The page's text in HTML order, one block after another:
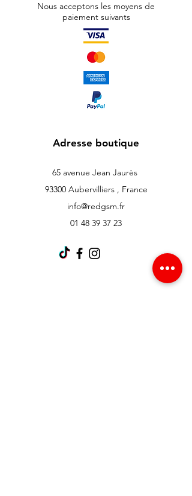
Nous acceptons les moyens de
paiement suivants
Adresse boutique
65 avenue Jean Jaurès
93300 Aubervilliers , France
info@redgsm.fr
01 48 39 37 23